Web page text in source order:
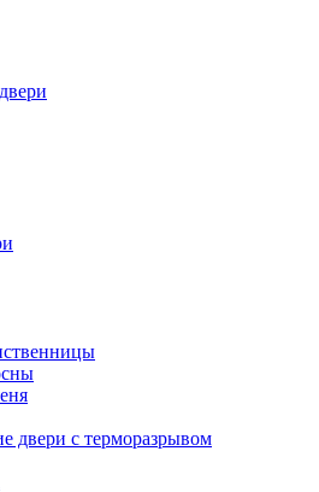
двери с терморазрывом